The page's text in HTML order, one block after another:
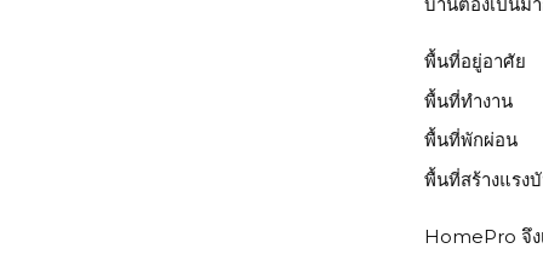
พื้นที่อยู่อาศัย
พื้นที่ทำงาน
พื้นที่พักผ่อน
พื้นที่สร้างแรง
HomePro จึ